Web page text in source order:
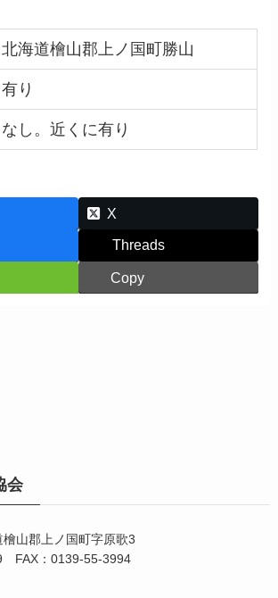
北海道檜山郡上ノ国町勝山
有り
なし。近くに有り
X
Threads
Copy
会
山郡上ノ国町字原歌3
FAX：0139-55-3994